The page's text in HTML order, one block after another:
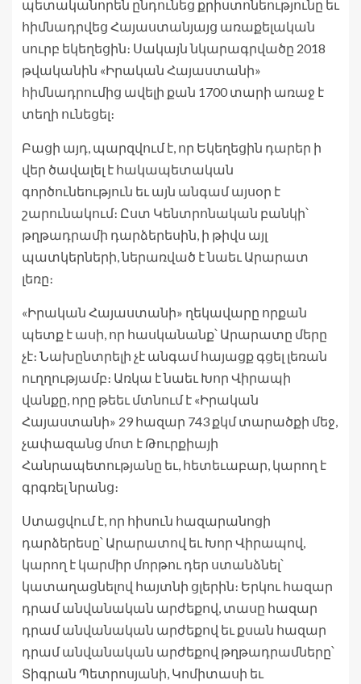
պետականորեն ընդունեց քրիստոնեությունը եւ
հիմնադրվեց Հայաստանյայց առաքելական
սուրբ եկեղեցին։ Սակայն նկարագրվածը 2018
թվականին «Իրական Հայաստանի»
հիմնադրումից ավելի քան 1700 տարի առաջ է
տեղի ունեցել։
Բացի այդ, պարզվում է, որ Եկեղեցին դարեր ի
վեր ծավալել է հակապետական
գործունեություն եւ այն անգամ այսօր է
շարունակում։ Ըստ Կենտրոնական բանկի՝
թղթադրամի դարձերեսին, ի թիվս այլ
պատկերների, ներառված է նաեւ Արարատ
լեռը։
«Իրական Հայաստանի» ղեկավարը որքան
պետք է ասի, որ հասկանանք՝ Արարատը մերը
չէ։ Նախընտրելի չէ անգամ հայացք գցել լեռան
ուղղությամբ։ Առկա է նաեւ Խոր Վիրապի
վանքը, որը թեեւ մտնում է «Իրական
Հայաստանի» 29 հազար 743 քկմ տարածքի մեջ,
չափազանց մոտ է Թուրքիայի
Հանրապետությանը եւ, հետեւաբար, կարող է
գրգռել նրանց։
Ստացվում է, որ հիսուն հազարանոցի
դարձերեսը՝ Արարատով եւ Խոր Վիրապով,
կարող է կարմիր մորթու դեր ստանձնել՝
կատաղացնելով հայտնի ցլերին։ Երկու հազար
դրամ անվանական արժեքով, տասը հազար
դրամ անվանական արժեքով եւ քսան հազար
դրամ անվանական արժեքով թղթադրամները՝
Տիգրան Պետրոսյանի, Կոմիտասի եւ